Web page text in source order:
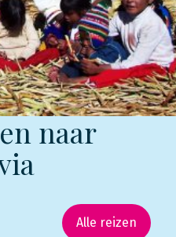
naar
Alle reizen